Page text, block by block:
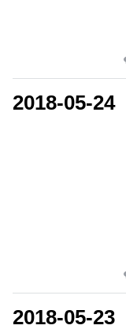
2018-05-24
2018-05-23